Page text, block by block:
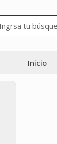
Inicio